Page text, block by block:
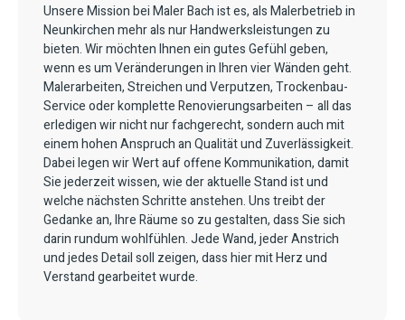
Unsere Mission bei Maler Bach ist es, als Malerbetrieb in
Neunkirchen mehr als nur Handwerksleistungen zu
bieten. Wir möchten Ihnen ein gutes Gefühl geben,
wenn es um Veränderungen in Ihren vier Wänden geht.
Malerarbeiten, Streichen und Verputzen, Trockenbau-
Service oder komplette Renovierungsarbeiten – all das
erledigen wir nicht nur fachgerecht, sondern auch mit
einem hohen Anspruch an Qualität und Zuverlässigkeit.
Dabei legen wir Wert auf offene Kommunikation, damit
Sie jederzeit wissen, wie der aktuelle Stand ist und
welche nächsten Schritte anstehen. Uns treibt der
Gedanke an, Ihre Räume so zu gestalten, dass Sie sich
darin rundum wohlfühlen. Jede Wand, jeder Anstrich
und jedes Detail soll zeigen, dass hier mit Herz und
Verstand gearbeitet wurde.